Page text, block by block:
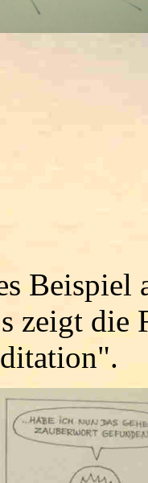
Beispiel
zeigt